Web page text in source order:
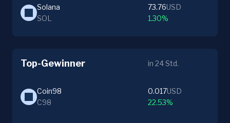
Solana
SOL
73.76USD
1.30%
Top-Gewinner in 24 Std.
Coin98
C98
0.017USD
22.53%